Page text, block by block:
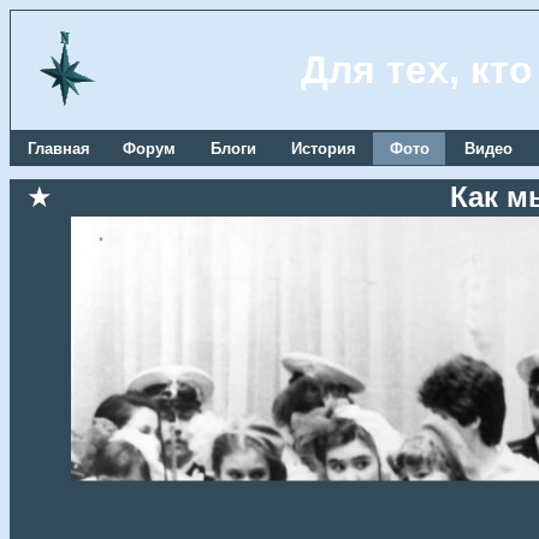
Для тех,
Главная Форум Блоги История Фото Видео
★ Как